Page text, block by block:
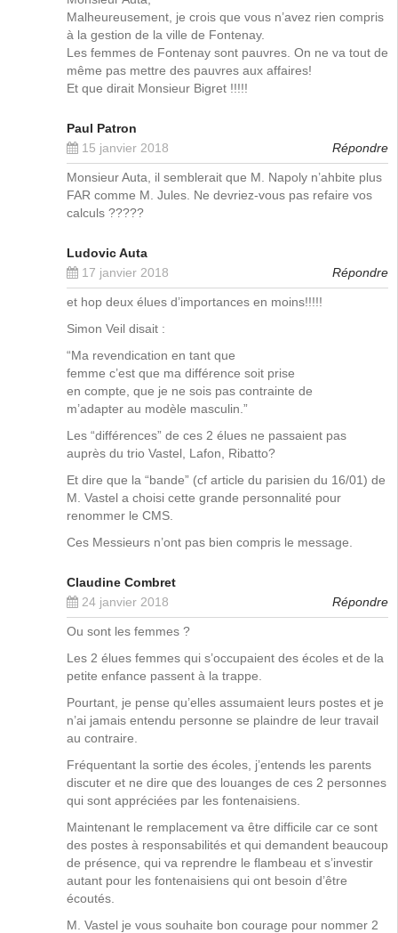
Malheureusement, je crois que vous n’avez rien compris
à la gestion de la ville de Fontenay.
Les femmes de Fontenay sont pauvres. On ne va tout de
même pas mettre des pauvres aux affaires!
Et que dirait Monsieur Bigret !!!!!
Paul Patron
15 janvier 2018
Répondre
Monsieur Auta, il semblerait que M. Napoly n’ahbite plus
FAR comme M. Jules. Ne devriez-vous pas refaire vos
calculs ?????
Ludovic Auta
17 janvier 2018
Répondre
et hop deux élues d’importances en moins!!!!!
Simon Veil disait :
“Ma revendication en tant que
femme c’est que ma différence soit prise
en compte, que je ne sois pas contrainte de
m’adapter au modèle masculin.”
Les “différences” de ces 2 élues ne passaient pas
auprès du trio Vastel, Lafon, Ribatto?
Et dire que la “bande” (cf article du parisien du 16/01) de
M. Vastel a choisi cette grande personnalité pour
renommer le CMS.
Ces Messieurs n’ont pas bien compris le message.
Claudine Combret
24 janvier 2018
Répondre
Ou sont les femmes ?
Les 2 élues femmes qui s’occupaient des écoles et de la
petite enfance passent à la trappe.
Pourtant, je pense qu’elles assumaient leurs postes et je
n’ai jamais entendu personne se plaindre de leur travail
au contraire.
Fréquentant la sortie des écoles, j’entends les parents
discuter et ne dire que des louanges de ces 2 personnes
qui sont appréciées par les fontenaisiens.
Maintenant le remplacement va être difficile car ce sont
des postes à responsabilités et qui demandent beaucoup
de présence, qui va reprendre le flambeau et s’investir
autant pour les fontenaisiens qui ont besoin d’être
écoutés.
M. Vastel je vous souhaite bon courage pour nommer 2